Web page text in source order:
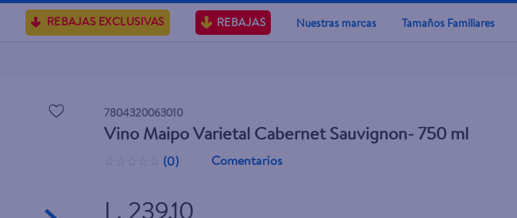
REBAJAS EXCLUSIVAS REBAJAS Nuestras marcas Tamaños Familiares
7804320063010
Vino Maipo Varietal Cabernet Sauvignon- 750 ml
(0) Comentarios
L. 239.10